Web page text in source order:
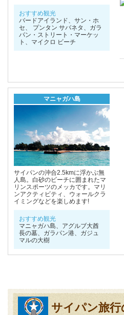
おすすめ観光
バードアイランド、サン・ホ
セ、 プンタン サバネタ、ガラ
パン・ストリート・マーケッ
ト、マイクロ ビーチ
マニャガハ島
サイパンの沖合2.5kmに浮かぶ無
人島。白砂のビーチに囲まれたマ
リンスポーツのメッカです。マリ
ンアクティビティ、ウォールクラ
イミングなどを楽しめます!
おすすめ観光
マニャガハ島、アグルブ大酋
長の墓、ガラパン港、ガジュ
マルの大樹
サイパン旅行